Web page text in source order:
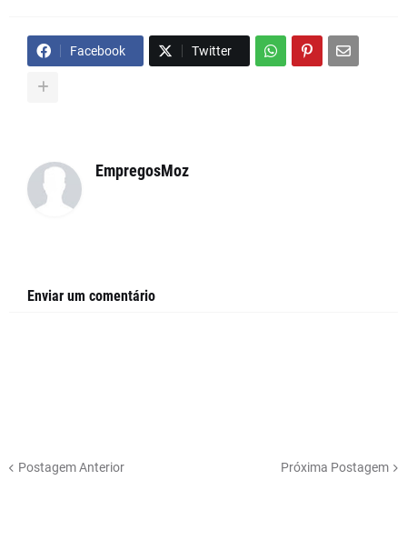
Facebook Twitter
EmpregosMoz
Enviar um comentário
Postagem Anterior Próxima Postagem